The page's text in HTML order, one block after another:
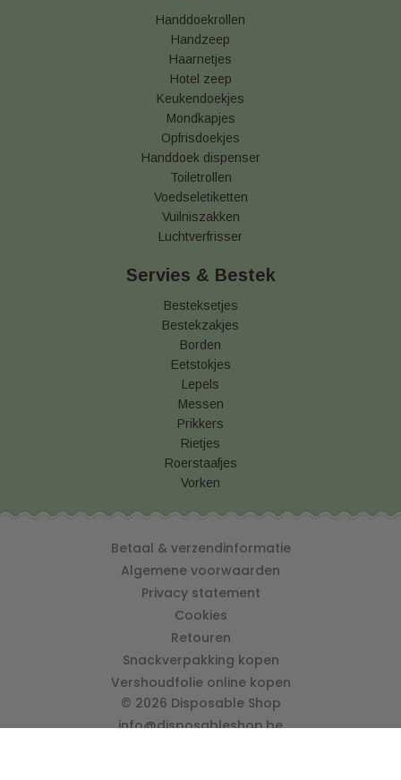
Handdoekrollen
Handzeep
Haarnetjes
Hotel zeep
Keukendoekjes
Mondkapjes
Opfrisdoekjes
Handdoek dispenser
Toiletrollen
Voedseletiketten
Vuilniszakken
Luchtverfrisser
Servies & Bestek
Besteksetjes
Bestekzakjes
Borden
Eetstokjes
Lepels
Messen
Prikkers
Rietjes
Roerstaafjes
Vorken
Betaal & verzendinformatie
Algemene voorwaarden
Privacy statement
Cookies
Retouren
Snackverpakking kopen
Vershoudfolie online kopen
© 2026 Disposable Shop
info@disposableshop.be